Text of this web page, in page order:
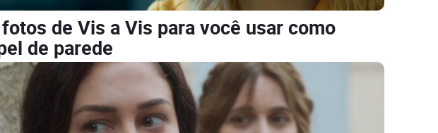
de Vis a Vis para você usar como
de parede